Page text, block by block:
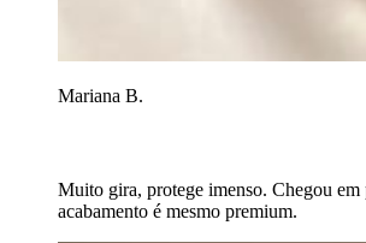
Mariana B.
Muito gira, protege imenso. Chegou em
acabamento é mesmo premium.